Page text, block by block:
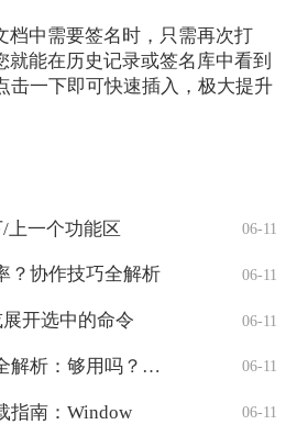
档中需要签名时，只需再次打
就能在历史记录或签名库中看到
击一下即可快速插入，极大提升
上一个功能区 06-11
？协作技巧全解析 06-11
开选中的命令 06-11
WPS个人免费版功能全解析：够用吗？适合 06-11
指南：Window 06-11